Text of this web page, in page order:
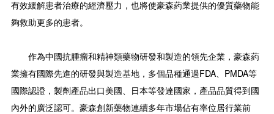
有效緩解患者治療的經濟壓力，也將使豪森葯業提供的優質藥物能
夠救助更多的患者。
作為中國抗腫瘤和精神類藥物研發和製造的領先企業，豪森葯
業擁有國際先進的研發與製造基地，多個品種通過FDA、PMDA等
國際認證，製劑產品出口美國、日本等發達國家，產品品質得到國
內外的廣泛認可。豪森創新藥物連續多年市場佔有率位居行業前